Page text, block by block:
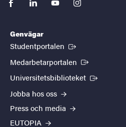
facebooklinkedinyoutubeinstagram
Genvägar
Studentportalen (Extern länk)
Medarbetarportalen (Extern länk)
Universitetsbiblioteket (Extern länk)
Jobba hos oss
Press och media
EUTOPIA